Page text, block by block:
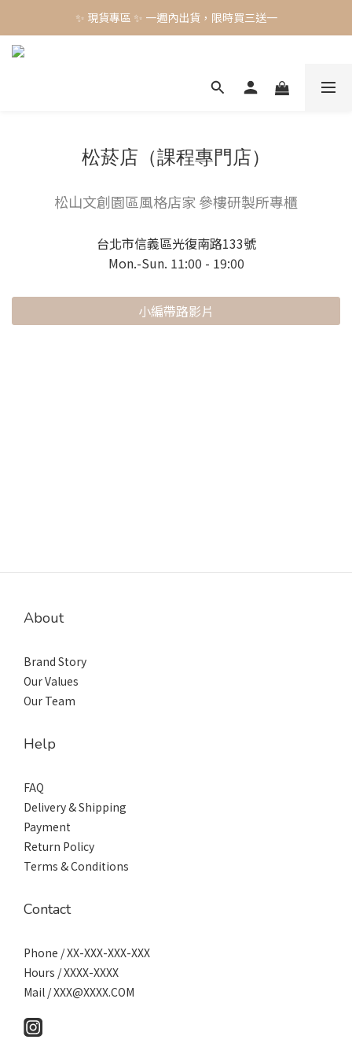
✨ 現貨專區 ✨ 一週內出貨，限時買三送一
✨ 現貨專區 ✨ 一週內出貨，限時買三送一
✨ 現貨專區 ✨ 一週內出貨，限時買三送一
松菸店（課程專門店）
松山文創園區風格店家 參樓研製所專櫃
台北市信義區光復南路133號
Mon.-Sun. 11:00 - 19:00
小編帶路影片
About
Brand Story
Our Values
Our Team
Help
FAQ
Delivery & Shipping
Payment
Return Policy
Terms & Conditions
Contact
Phone / XX-XXX-XXX-XXX
Hours / XXXX-XXXX
Mail / XXX@XXXX.COM